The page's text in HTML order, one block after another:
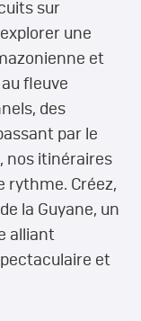
sur
une
et
fleuve
des
par le
nos itinéraires
rythme. Créez,
la Guyane, un
alliant
et